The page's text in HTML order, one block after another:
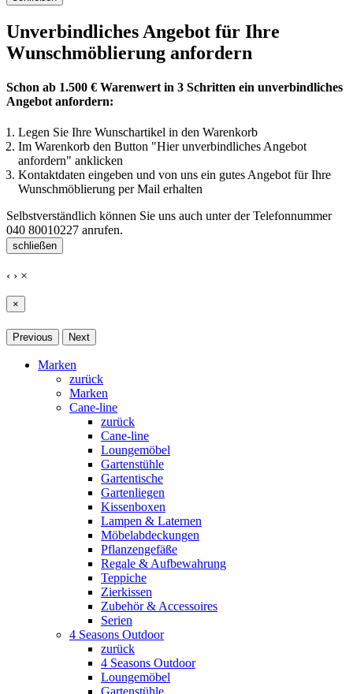
Unverbindliches Angebot für Ihre
Wunschmöblierung anfordern
Schon ab 1.500 € Warenwert in 3 Schritten ein unverbindliches
Angebot anfordern:
Legen Sie Ihre Wunschartikel in den Warenkorb
Im Warenkorb den Button "Hier unverbindliches Angebot
anfordern" anklicken
Kontaktdaten eingeben und von uns ein gutes Angebot für Ihre
Wunschmöblierung per Mail erhalten
Selbstverständlich können Sie uns auch unter der Telefonnummer
040 80010227 anrufen.
schließen
‹ › ×
×
Previous Next
Marken
zurück
Marken
Cane-line
zurück
Cane-line
Loungemöbel
Gartenstühle
Gartentische
Gartenliegen
Kissenboxen
Lampen & Laternen
Möbelabdeckungen
Pflanzengefäße
Regale & Aufbewahrung
Teppiche
Zierkissen
Zubehör & Accessoires
Serien
4 Seasons Outdoor
zurück
4 Seasons Outdoor
Loungemöbel
Gartenstühle